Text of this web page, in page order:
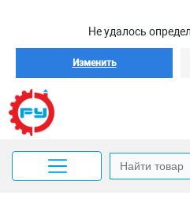
Не удалось
Изменить